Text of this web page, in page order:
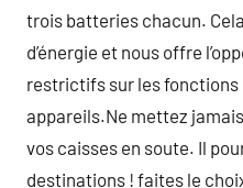
trois batteries chacun.
d’énergie et nous offre
restrictifs sur les fonctions
appareils.Ne mettez
vos caisses en soute. Il
destinations ! faites le